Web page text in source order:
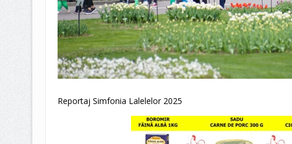
Reportaj Simfonia Lalelelor 2025